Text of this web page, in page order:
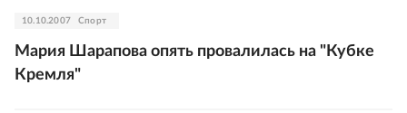
10.10.2007 Спорт
Мария Шарапова опять провалилась на "Кубке
Кремля"